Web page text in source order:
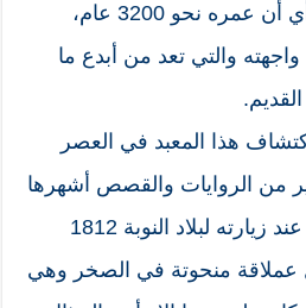
نحو 1227 قبل الميلاد، أي أن عمره نحو 3200 عام،
والتي تعد من أبدع ما
هذا المعبد في العصر
من الروايات والقصص أشهرها
للرحالة يوهان بوكهارت عند زيارته لبلاد النوبة 1812
عملاقة منحوتة في الصخر وهي